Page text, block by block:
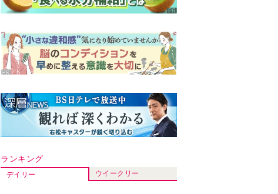
ランキング
デイリー ウイークリー